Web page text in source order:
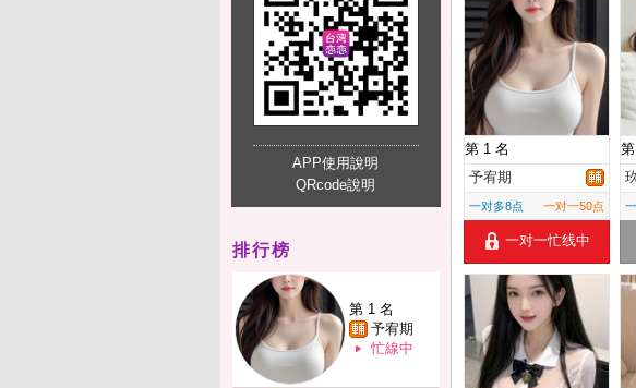
APP使用說明
QRcode說明
排行榜
第 1 名
予宥期
忙線中
第 1 名
予宥期
一对多8点 一对一50点
一对一忙线中